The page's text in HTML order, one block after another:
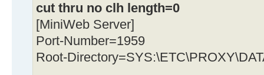
cut thru no clh length=0
[MiniWeb Server]
Port-Number=1959
Root-